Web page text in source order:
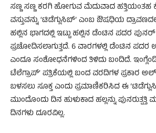
ಸಣ್ಣ ಸಣ್ಣ ಕರಗಿ ಹೋಗುವ ಮೆದುವಾದ ಹತ್ತಿಯಂತಹ
ವಸ್ತುವನ್ನು ‘ಟಿಡೆಗ್ಲುಸಿಬ್’ ಎಂಬ ಔಷಧಿಯ
ಹಲ್ಲಿನ ಭಾಗದಲ್ಲಿ ಇಟ್ಟು ಹಲ್ಲಿನ ಡೆಂಟಿನ ಪದರ
ಪ್ರಚೋದಿಸಲಾಗುತ್ತದೆ. 6 ವಾರಗಳಲ್ಲಿ ಡೆಂಟಿನ ಪದರ
ಎಂದೂ ಸಂಶೋಧನೆಗಳಿಂದ ತಿಳಿದು ಬಂದಿದೆ.
ಟೆಲೆಗ್ರಾಪ್’ ಪತ್ರಿಕೆಯಲ್ಲಿ ಬಂದ ವರದಿಗಳ
ಬಳಸಲು ಸೂಕ್ತ ಎಂದು ಪ್ರಮಾಣಿಕರಿಸಿದ ಈ
ಮುಂದೊಂದು ದಿನ ಹುಳುಕಾದ ಹಲ್ಲನ್ನು
ದಿನಗಳು ದೂರವಿಲ್ಲ.